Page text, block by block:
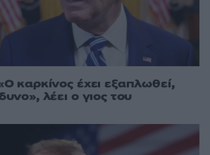
καρκίνος έχει εξαπλωθεί,
λέει ο γιος του